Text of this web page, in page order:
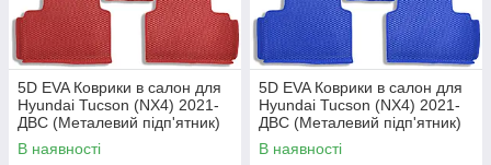
5D EVA Коврики в салон для
Hyundai Tucson (NX4) 2021-
ДВС (Металевий підп'ятник)
Червоні 5 шт
В наявності
5D EVA Коврики в салон для
Hyundai Tucson (NX4) 2021-
ДВС (Металевий підп'ятник)
Синий-Синій кант 5 шт
В наявності